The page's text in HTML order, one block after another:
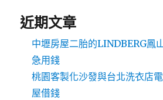
近期文章
中壢房屋二胎的LINDBERG鳳
急用錢
桃園客製化沙發與台北洗衣店
屋借錢